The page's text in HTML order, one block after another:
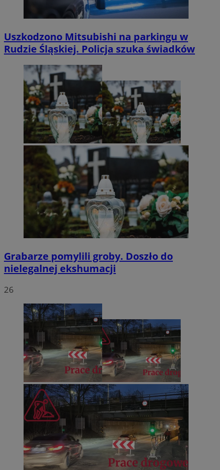
Uszkodzono Mitsubishi na parkingu w
Rudzie Śląskiej. Policja szuka świadków
Grabarze pomylili groby. Doszło do
nielegalnej ekshumacji
26